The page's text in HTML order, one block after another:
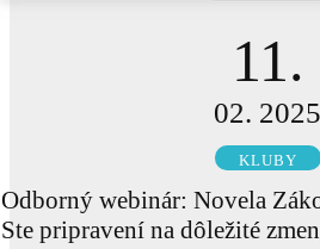
11.
02. 2025
KLUBY
Odborný webinár: Novela
Ste pripravení na dôležité